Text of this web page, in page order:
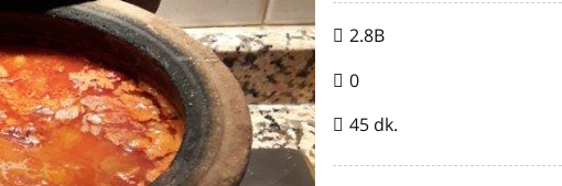
2.8B
0
45 dk.